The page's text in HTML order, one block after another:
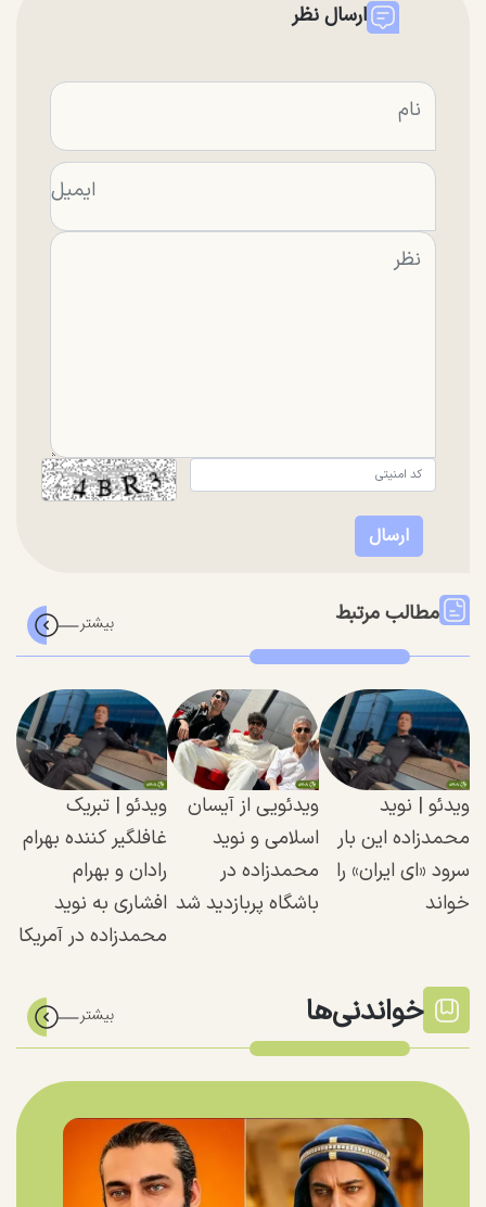
ارسال نظر
مطالب مرتبط
ویدئو | نوید
محمدزاده این‌ بار
سرود «ای ایران» را
خواند
ویدئویی از آیسان
اسلامی و نوید
محمدزاده در
باشگاه پربازدید شد
ویدئو | تبریک
غافلگیر کننده بهرام
رادان و بهرام
افشاری به نوید
محمدزاده در آمریکا
خواندنی‌ها